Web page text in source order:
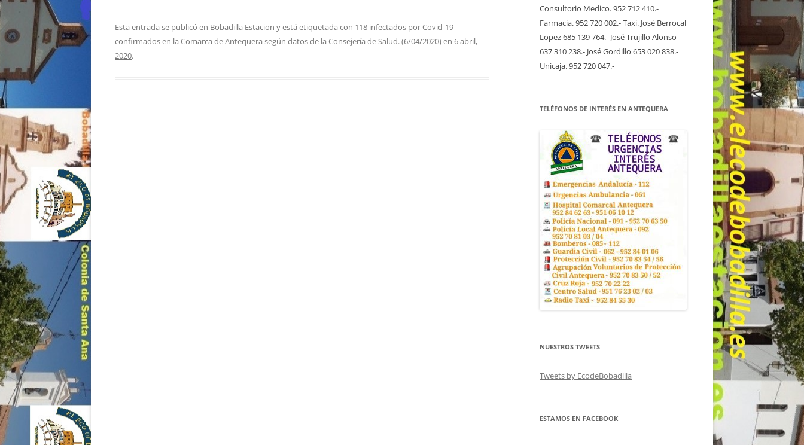
Esta entrada se publicó en Bobadilla Estacion y está etiquetada con 118 infectados por Covid-19
confirmados en la Comarca de Antequera según datos de la Consejería de Salud. (6/04/2020)en 6 abril,
2020.
Consultorio Medico. 952 712 410.-
Farmacia. 952 720 002.- Taxi. José Berrocal
Lopez 685 139 764.- José Trujillo Alonso
637 310 238.- José Gordillo 653 020 838.-
Unicaja. 952 720 047.-
TELÉFONOS DE INTERÉS EN ANTEQUERA
NUESTROS TWEETS
Tweets by EcodeBobadilla
ESTAMOS EN FACEBOOK